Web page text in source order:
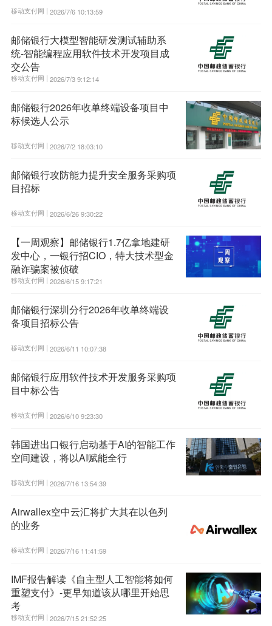
移动支付网 | 2026/7/6 10:13:59
邮储银行大模型智能研发测试辅助系
统-智能编程应用软件技术开发项目成
交公告
移动支付网 | 2026/7/3 9:12:14
邮储银行2026年收单终端设备项目中
标候选人公示
移动支付网 | 2026/7/2 18:03:10
邮储银行攻防能力提升安全服务采购项
目招标
移动支付网 | 2026/6/26 9:30:22
【一周观察】邮储银行1.7亿拿地建研
发中心，一银行招CIO，特大技术型金
融诈骗案被侦破
移动支付网 | 2026/6/15 9:17:21
邮储银行深圳分行2026年收单终端设
备项目招标公告
移动支付网 | 2026/6/11 10:07:38
邮储银行应用软件技术开发服务采购项
目中标公告
移动支付网 | 2026/6/10 9:23:30
韩国进出口银行启动基于AI的智能工作
空间建设，将以AI赋能全行
移动支付网 | 2026/7/16 13:54:39
Airwallex空中云汇将扩大其在以色列
的业务
移动支付网 | 2026/7/16 11:41:59
IMF报告解读《自主型人工智能将如何
重塑支付》-更早知道该从哪里开始思
考
移动支付网 | 2026/7/15 21:52:25